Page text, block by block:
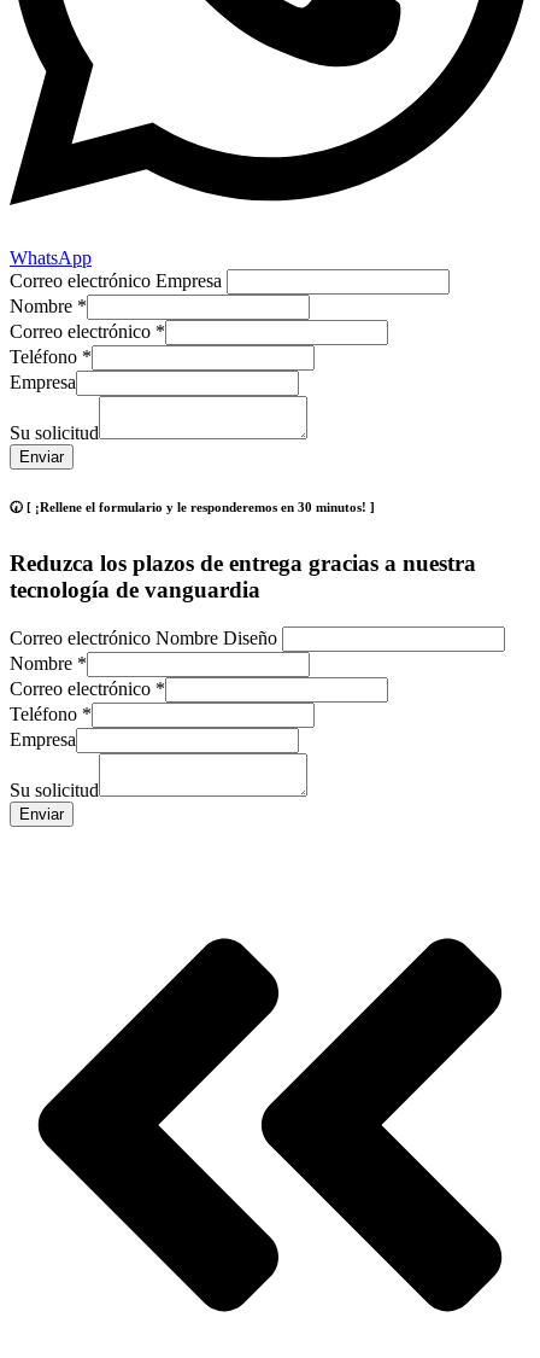
WhatsApp
Correo electrónico Empresa
Nombre *
Correo electrónico *
Teléfono *
Empresa
Su solicitud
Enviar
🕢 [ ¡Rellene el formulario y le responderemos en 30 minutos! ]
Reduzca los plazos de entrega gracias a nuestra
tecnología de vanguardia
Correo electrónico Nombre Diseño
Nombre *
Correo electrónico *
Teléfono *
Empresa
Su solicitud
Enviar